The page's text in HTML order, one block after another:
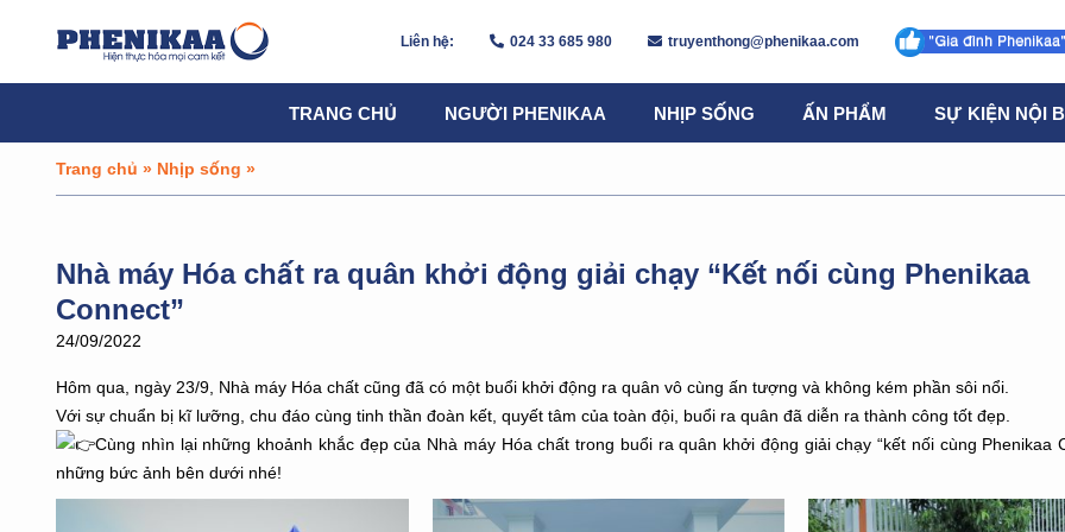
Liên hệ: 024 33 685 980 truyenthong@phenikaa.com
TRANG CHỦ NGƯỜI PHENIKAA NHỊP SỐNG ẤN PHẨM SỰ KIỆN NỘI
Trang chủ » Nhịp sống »
Nhà máy Hóa chất ra quân khởi động giải chạy “Kết nối cùng Phenikaa
Connect”
24/09/2022
Hôm qua, ngày 23/9, Nhà máy Hóa chất cũng đã có một buổi khởi động ra quân vô cùng ấn tượng và không kém phần sôi nổi.
Với sự chuẩn bị kĩ lưỡng, chu đáo cùng tinh thần đoàn kết, quyết tâm của toàn đội, buổi ra quân đã diễn ra thành công tốt đẹp.
Cùng nhìn lại những khoảnh khắc đẹp của Nhà máy Hóa chất trong buổi ra quân khởi động giải chạy “kết nối cùng Phenikaa
những bức ảnh bên dưới nhé!